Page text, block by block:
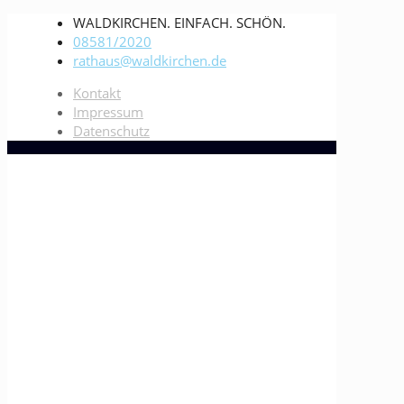
WALDKIRCHEN. EINFACH. SCHÖN.
08581/2020
rathaus@waldkirchen.de
Kontakt
Impressum
Datenschutz